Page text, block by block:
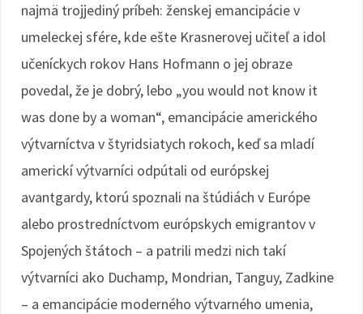
najmä trojjediný príbeh: ženskej emancipácie v
umeleckej sfére, kde ešte Krasnerovej učiteľ a idol
učeníckych rokov Hans Hofmann o jej obraze
povedal, že je dobrý, lebo „you would not know it
was done by a woman“, emancipácie amerického
výtvarníctva v štyridsiatych rokoch, keď sa mladí
americkí výtvarníci odpútali od európskej
avantgardy, ktorú spoznali na štúdiách v Európe
alebo prostredníctvom európskych emigrantov v
Spojených štátoch – a patrili medzi nich takí
výtvarníci ako Duchamp, Mondrian, Tanguy, Zadkine
– a emancipácie moderného výtvarného umenia,